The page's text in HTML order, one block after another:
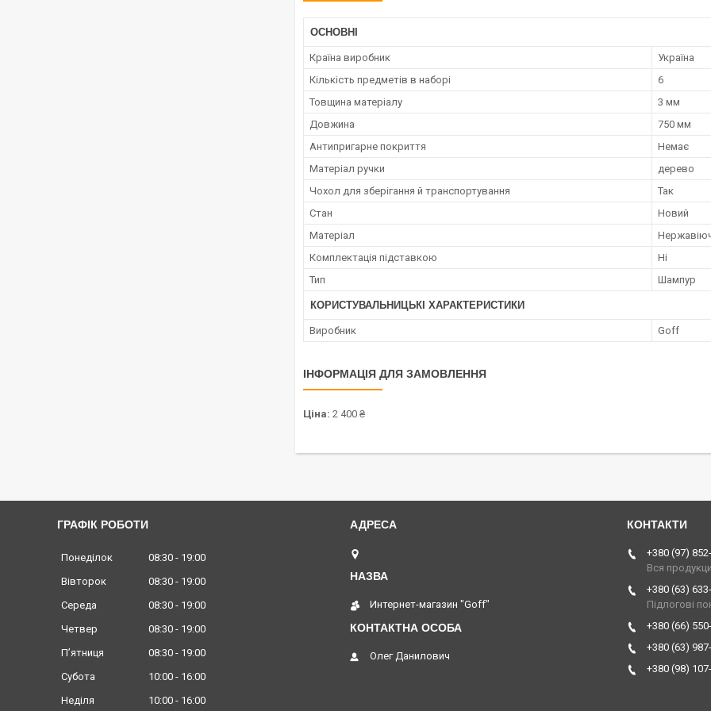
ОСНОВНІ
Країна виробник
Україна
Кількість предметів в наборі
6
Товщина матеріалу
3 мм
Довжина
750 мм
Антипригарне покриття
Немає
Матеріал ручки
дерево
Чохол для зберігання й транспортування
Так
Стан
Новий
Матеріал
Комплектація підставкою
Ні
Тип
Шампур
КОРИСТУВАЛЬНИЦЬКІ ХАРАКТЕРИСТИКИ
Виробник Goff
ІНФОРМАЦІЯ ДЛЯ ЗАМОВЛЕННЯ
Ціна: 2 400 ₴
ГРАФІК РОБОТИ
Понеділок 08:30
19:00
Вівторок
08:30
19:00
Середа
08:30
19:00
Четвер
08:30
19:00
Пʼятниця
08:30
19:00
Субота
10:00
16:00
Неділя
10:00 16:00
Интернет-магазин "Goff"
Олег Данилович
+380 (97)
Вся
+380 (63)
Підлогові
+380 (66)
+380 (63)
+380 (98)